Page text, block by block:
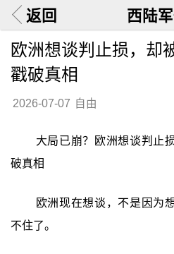
返回 西陆
欧洲想谈判止损，却
戳破真相
2026-07-07 自由
大局已崩？欧洲想谈判止
破真相
欧洲现在想谈，不是因为
不住了。